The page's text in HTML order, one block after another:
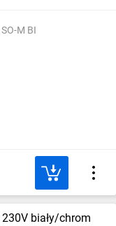
SO-M BI
biały/chrom